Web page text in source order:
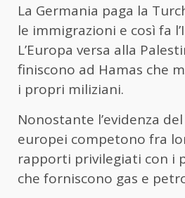
La Germania paga la
le immigrazioni e così fa
L’Europa versa alla
finiscono ad Hamas che
i propri miliziani.
Nonostante l’evidenza
europei competono fra
rapporti privilegiati con i
che forniscono gas e